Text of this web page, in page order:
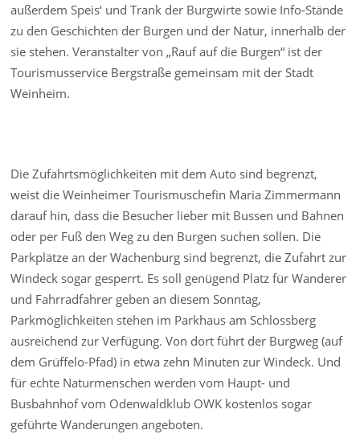
außerdem Speis‘ und Trank der Burgwirte sowie Info-Stände
zu den Geschichten der Burgen und der Natur, innerhalb der
sie stehen. Veranstalter von „Rauf auf die Burgen“ ist der
Tourismusservice Bergstraße gemeinsam mit der Stadt
Weinheim.
Die Zufahrtsmöglichkeiten mit dem Auto sind begrenzt,
weist die Weinheimer Tourismuschefin Maria Zimmermann
darauf hin, dass die Besucher lieber mit Bussen und Bahnen
oder per Fuß den Weg zu den Burgen suchen sollen. Die
Parkplätze an der Wachenburg sind begrenzt, die Zufahrt zur
Windeck sogar gesperrt. Es soll genügend Platz für Wanderer
und Fahrradfahrer geben an diesem Sonntag,
Parkmöglichkeiten stehen im Parkhaus am Schlossberg
ausreichend zur Verfügung. Von dort führt der Burgweg (auf
dem Grüffelo-Pfad) in etwa zehn Minuten zur Windeck. Und
für echte Naturmenschen werden vom Haupt- und
Busbahnhof vom Odenwaldklub OWK kostenlos sogar
geführte Wanderungen angeboten.